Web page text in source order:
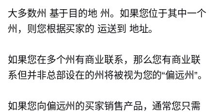
大多数州 基于目的地 州。如果您位于其中一个
州，则您根据买家的 运送到 地址。
如果您在多个州有商业联系，那么您有商业联
系但并非总部设在的州将被视为您的“偏远州”。
如果您向偏远州的买家销售产品，通常您只需